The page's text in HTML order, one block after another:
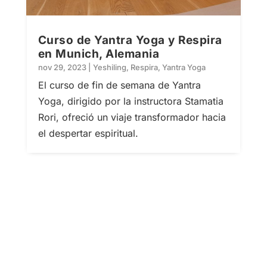
Curso de Yantra Yoga y Respira
en Munich, Alemania
nov 29, 2023| Yeshiling, Respira, Yantra Yoga
El curso de fin de semana de Yantra
Yoga, dirigido por la instructora Stamatia
Rori, ofreció un viaje transformador hacia
el despertar espiritual.